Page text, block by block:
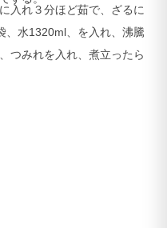
入れ３分ほど茹で、ざるに
、水1320ml、を入れ、沸騰
つみれを入れ、煮立ったら